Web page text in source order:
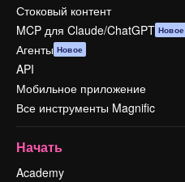
Стоковый контент
MCP для Claude/ChatGPT Новое
Агенты Новое
API
Мобильное приложение
Все инструменты Magnific
Начать
Academy